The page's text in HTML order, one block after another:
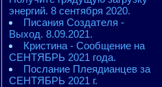
энергий. 8 сентября 2020.
Писания Создателя -
Выход. 8.09.2021.
Кристина - Сообщение на
СЕНТЯБРЬ 2021 года.
Послание Плеядианцев за
СЕНТЯБРЬ 2021 г.